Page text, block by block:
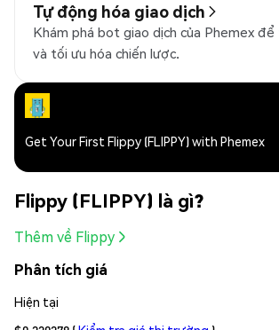
Tự động hóa giao dịch
Khám phá bot giao dịch của Phemex
và tối ưu hóa chiến lược.
Get Your First Flippy (FLIPPY) with Phemex
Flippy (FLIPPY) là gì?
Thêm về Flippy
Phân tích giá
Hiện tại